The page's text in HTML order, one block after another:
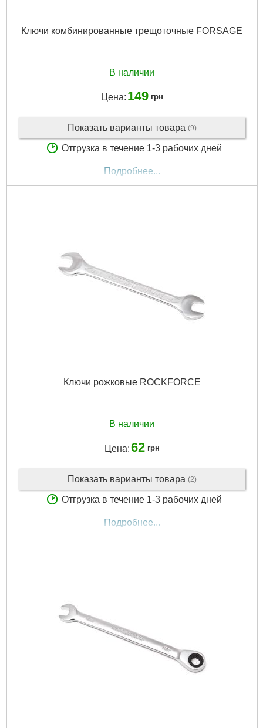
Ключи комбинированные трещоточные FORSAGE
В наличии
Цена: 149 грн
Показать варианты товара (9)
Отгрузка в течение 1-3 рабочих дней
Подробнее...
Ключи рожковые ROCKFORCE
В наличии
Цена:62 грн
Показать варианты товара (2)
Отгрузка в течение 1-3 рабочих дней
Подробнее...